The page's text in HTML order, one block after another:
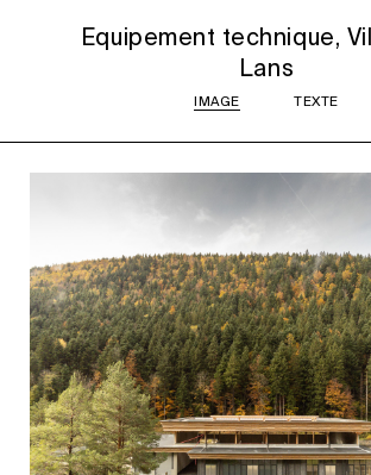
IMAGE TEXTE
Equipement technique,
Lans